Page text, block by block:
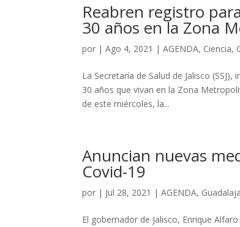
Reabren registro
30 años en la Zona
por |Ago 4, 2021 |AGENDA, Ciencia,
La Secretaría de Salud de Jalisco
30 años que vivan en la Zona
de este miércoles, la...
Anuncian nuevas
Covid-19
por | Jul 28, 2021 |AGENDA,
El gobernador de Jalisco, Enrique